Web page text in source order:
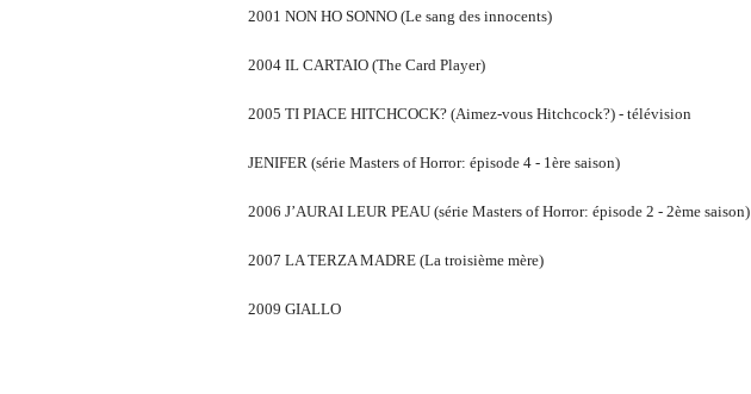
2001 NON HO SONNO (Le sang des innocents)
2004 IL CARTAIO (The Card Player)
2005 TI PIACE HITCHCOCK? (Aimez-vous Hitchcock?) - télévision
JENIFER (série Masters of Horror: épisode 4 - 1ère saison)
2006 J’AURAI LEUR PEAU (série Masters of Horror: épisode 2 - 2ème saison)
2007 LA TERZA MADRE (La troisième mère)
2009 GIALLO